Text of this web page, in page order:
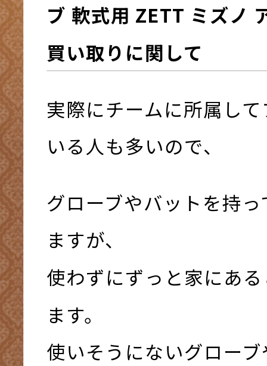
ブ 軟式用 ZETT ミズノ
買い取りに関して
実際にチームに所属し
いる人も多いので、
グローブやバットを持
ますが、
使わずにずっと家にあ
ます。
使いそうにないグロー